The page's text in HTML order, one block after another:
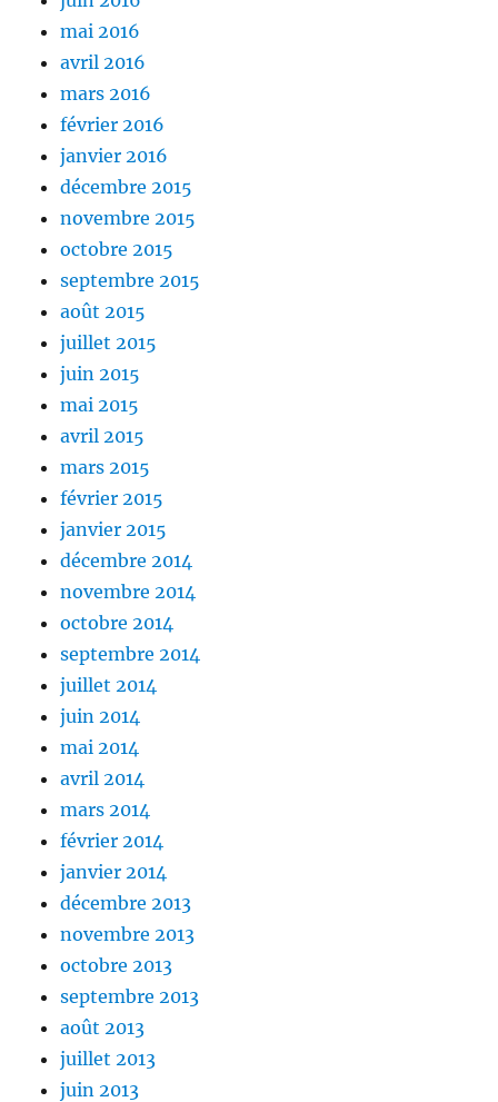
mai 2016
avril 2016
mars 2016
février 2016
janvier 2016
décembre 2015
novembre 2015
octobre 2015
septembre 2015
août 2015
juillet 2015
juin 2015
mai 2015
avril 2015
mars 2015
février 2015
janvier 2015
décembre 2014
novembre 2014
octobre 2014
septembre 2014
juillet 2014
juin 2014
mai 2014
avril 2014
mars 2014
février 2014
janvier 2014
décembre 2013
novembre 2013
octobre 2013
septembre 2013
août 2013
juillet 2013
juin 2013